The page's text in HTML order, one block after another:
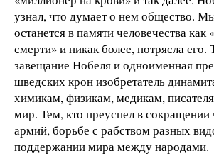
узнал, что думает о нем общество.
останется в памяти человечества как
смерти» и никак более, потрясла его.
завещание Нобеля и одноименная
шведских крон изобретатель
химикам, физикам, медикам,
мир. Тем, кто преуспел в сокращении
армий, борьбе с рабством разных
поддержании мира между народами.